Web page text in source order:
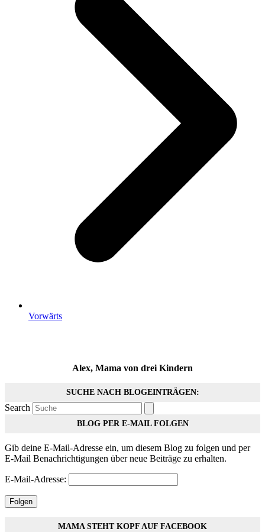
Vorwärts
Alex, Mama von drei Kindern
SUCHE NACH BLOGEINTRÄGEN:
Search
BLOG PER E-MAIL FOLGEN
Gib deine E-Mail-Adresse ein, um diesem Blog zu folgen und per
E-Mail Benachrichtigungen über neue Beiträge zu erhalten.
E-Mail-Adresse:
Folgen
MAMA STEHT KOPF AUF FACEBOOK